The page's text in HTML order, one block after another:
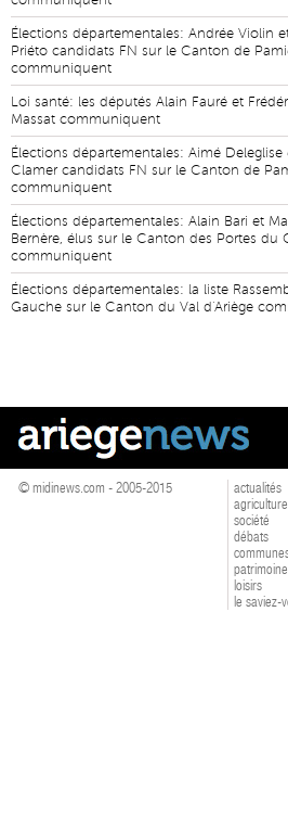
Élections départementales: Andrée Violin
Priéto candidats FN sur le Canton de
communiquent
Loi santé: les députés Alain Fauré et
Massat communiquent
Élections départementales: Aimé
Clamer candidats FN sur le Canton de
communiquent
Élections départementales: Alain Bari et
Bernère, élus sur le Canton des Portes du
communiquent
Élections départementales: la liste
Gauche sur le Canton du Val d'Ariège
© midinews.com - 2005-2015
actualités
agriculture
société
débats
patrimoine
loisirs
le saviez-